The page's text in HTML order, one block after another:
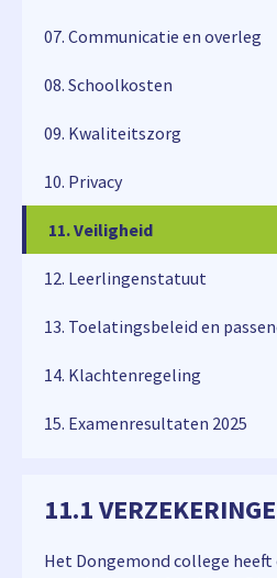
07. Communicatie en overleg
08. Schoolkosten
09. Kwaliteitszorg
10. Privacy
11. Veiligheid
11. Veiligheid
12. Leerlingenstatuut
13. Toelatingsbeleid en
14. Klachtenregeling
15. Examenresultaten 2025
11.1
Het Dongemond college heeft